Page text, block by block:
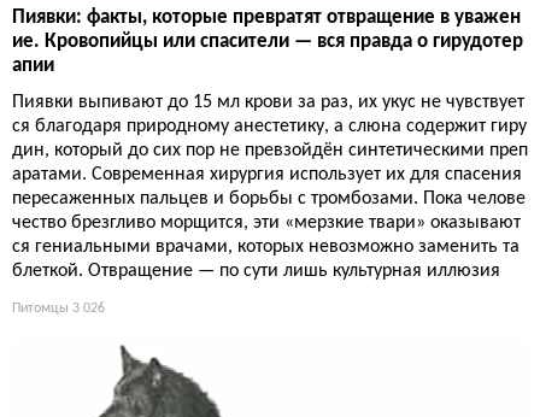
Пиявки: факты, которые превратят отвращение в уважен
ие. Кровопийцы или спасители — вся правда о гирудотер
апии
Пиявки выпивают до 15 мл крови за раз, их укус не чувствует
ся благодаря природному анестетику, а слюна содержит гиру
дин, который до сих пор не превзойдён синтетическими преп
аратами. Современная хирургия использует их для спасения
пересаженных пальцев и борьбы с тромбозами. Пока челове
чество брезгливо морщится, эти «мерзкие твари» оказывают
ся гениальными врачами, которых невозможно заменить та
блеткой. Отвращение — по сути лишь культурная иллюзия
Питомцы 3 026